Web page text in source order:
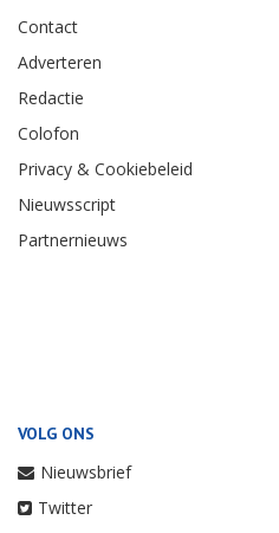
Contact
Adverteren
Redactie
Colofon
Privacy & Cookiebeleid
Nieuwsscript
Partnernieuws
VOLG ONS
Nieuwsbrief
Twitter